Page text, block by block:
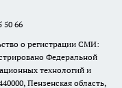
50 66
о регистрации СМИ:
Федеральной
технологий и
Пензенская область,